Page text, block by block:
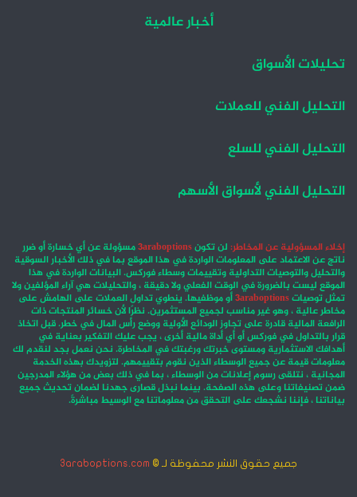
أخبار عالمية
تحليلات الأسواق
التحليل الفني للعملات
التحليل الفني للسلع
التحليل الفني لأسواق الأسهم
إخلاء المسؤولية عن المخاطر: لن تكون3araboptionsمسؤولة عن أي خسارة أو ضرر
ناتج عن الاعتماد على المعلومات الواردة في هذا الموقع بما في ذلك الأخبار السوقية
والتحليل والتوصيات التداولية وتقييمات وسطاء فوركس. البيانات الواردة في هذا
الموقع ليست بالضرورة في الوقت الفعلي ولا دقيقة ، والتحليلات هي آراء المؤلفين ولا
تمثل توصيات3araboptionsأو موظفيها. ينطوي تداول العملات على الهامش على
مخاطر عالية ، وهو غير مناسب لجميع المستثمرين. نظرًا لأن خسائر المنتجات ذات
الرافعة المالية قادرة على تجاوز الودائع الأولية ووضع رأس المال في خطر. قبل اتخاذ
قرار بالتداول في فوركس أو أي أداة مالية أخرى ، يجب عليك التفكير بعناية في
أهدافك الاستثمارية ومستوى خبرتك ورغبتك في المخاطرة. نحن نعمل بجد لنقدم لك
معلومات قيمة عن جميع الوسطاء الذين نقوم بتقييمهم. لتزويدك بهذه الخدمة
المجانية ، نتلقى رسوم إعلانات من الوسطاء ، بما في ذلك بعض من هؤلاء المدرجين
ضمن تصنيفاتنا وعلى هذه الصفحة. بينما نبذل قصارى جهدنا لضمان تحديث جميع
بياناتنا ، فإننا نشجعك على التحقق من معلوماتنا مع الوسيط مباشرةً.
جميع حقوق النشر محفوظة لـ © 3araboptions.com